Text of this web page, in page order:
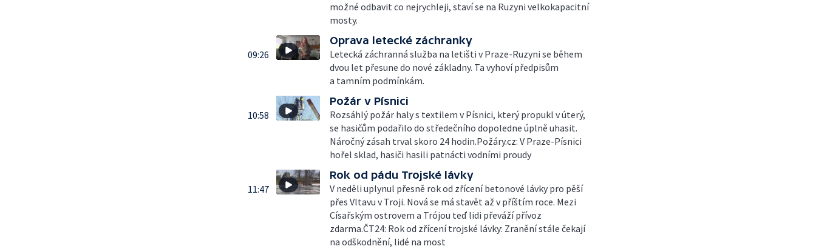
možné odbavit co nejrychleji, staví se na Ruzyni velkokapacitní
mosty.
09:26
Oprava letecké záchranky
Letecká záchranná služba na letišti v Praze-Ruzyni se během
dvou let přesune do nové základny. Ta vyhoví předpisům
a tamním podmínkám.
10:58
Požár v Písnici
Rozsáhlý požár haly s textilem v Písnici, který propukl v úterý,
se hasičům podařilo do středečního dopoledne úplně uhasit.
Náročný zásah trval skoro 24 hodin.Požáry.cz: V Praze-Písnici
hořel sklad, hasiči hasili patnácti vodními proudy
11:47
Rok od pádu Trojské lávky
V neděli uplynul přesně rok od zřícení betonové lávky pro pěší
přes Vltavu v Troji. Nová se má stavět až v příštím roce. Mezi
Císařským ostrovem a Trójou teď lidi převáží přívoz
zdarma.ČT24: Rok od zřícení trojské lávky: Zranění stále čekají
na odškodnění, lidé na most